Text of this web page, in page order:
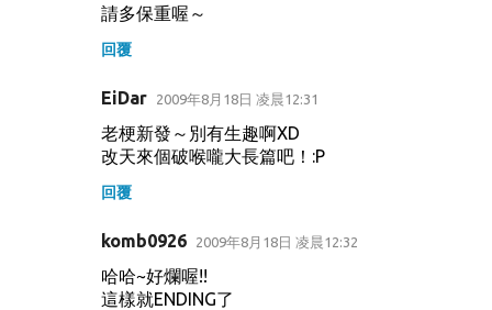
請多保重喔～
回覆
EiDar 2009年8月18日 凌晨12:31
老梗新發～別有生趣啊XD
改天來個破喉嚨大長篇吧！:P
回覆
komb0926 2009年8月18日 凌晨12:32
哈哈~好爛喔!!
這樣就ENDING了